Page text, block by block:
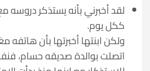
لقد أخبرني بأنه يستذكر
ككل يوم.
ولكن ابنتها أخبرتها بأن هاتفه
اتصلت بوالدة صديقه حسام،